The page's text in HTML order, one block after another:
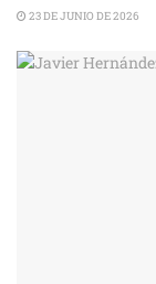
23 DE JUNIO DE 2026